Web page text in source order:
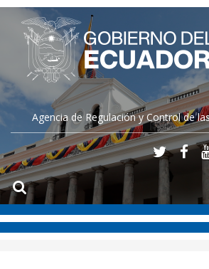
Agencia de Regulación y Control de